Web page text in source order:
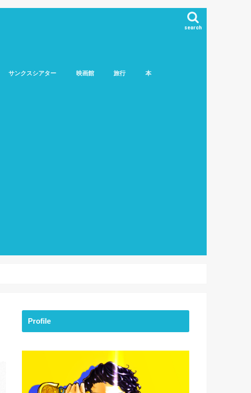
search
サンクスシアター 映画館 旅行 本
Profile